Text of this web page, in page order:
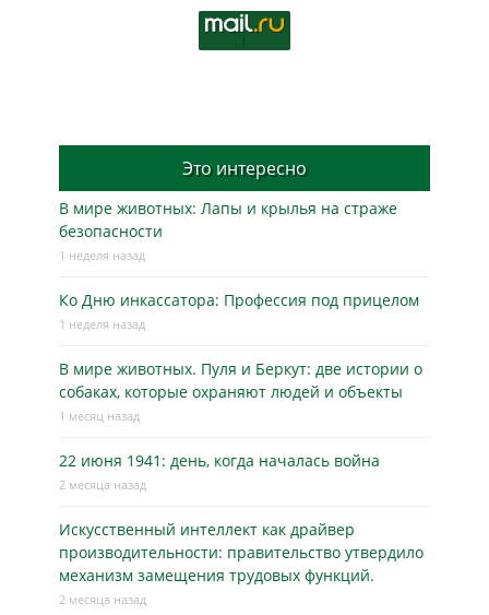
Это интересно
В мире животных: Лапы и крылья на страже
безопасности
1 неделя назад
Ко Дню инкассатора: Профессия под прицелом
1 неделя назад
В мире животных. Пуля и Беркут: две истории о
собаках, которые охраняют людей и объекты
1 месяц назад
22 июня 1941: день, когда началась война
2 месяца назад
Искусственный интеллект как драйвер
производительности: правительство утвердило
механизм замещения трудовых функций.
2 месяца назад